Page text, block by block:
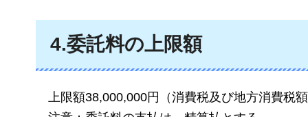
4.委託料の上限額
上限額38,000,000円（消費税及び地方消費税額